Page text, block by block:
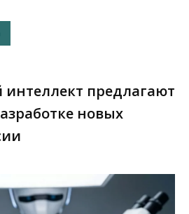
интеллект предлагают
новых